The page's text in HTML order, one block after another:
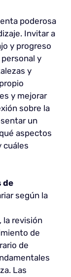
poderosa
Invitar a
y progreso
y
y
y mejorar
sobre la
un
aspectos
cuáles
de
según la
la revisión
de
de
Las